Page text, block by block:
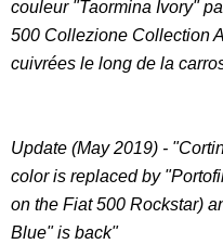
couleur "Taormina Ivory"
500 Collezione Collection
cuivrées le long de la
Update (May 2019) -
color is replaced by
on the Fiat 500 Rockstar)
Blue" is back"